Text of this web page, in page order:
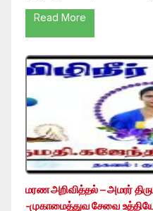
Read More
மரண அறிவித்தல் – அமரர்
-முகாமைத்துவ சேவை